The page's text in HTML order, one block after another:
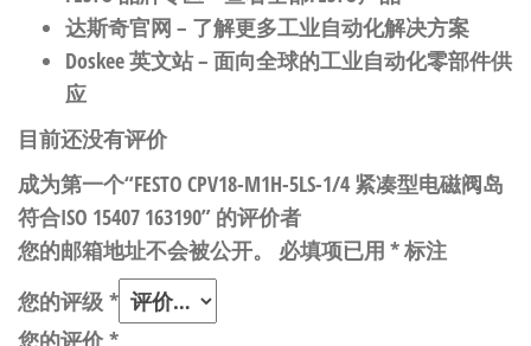
达斯奇官网 – 了解更多工业自动化解决方案
Doskee 英文站– 面向全球的工业自动化零部件供
应
目前还没有评价
成为第一个“FESTO CPV18-M1H-5LS-1/4 紧凑型电磁阀岛
符合ISO 15407 163190” 的评价者
您的邮箱地址不会被公开。
必填项已用 *标注
您的评级 *
您的评价*